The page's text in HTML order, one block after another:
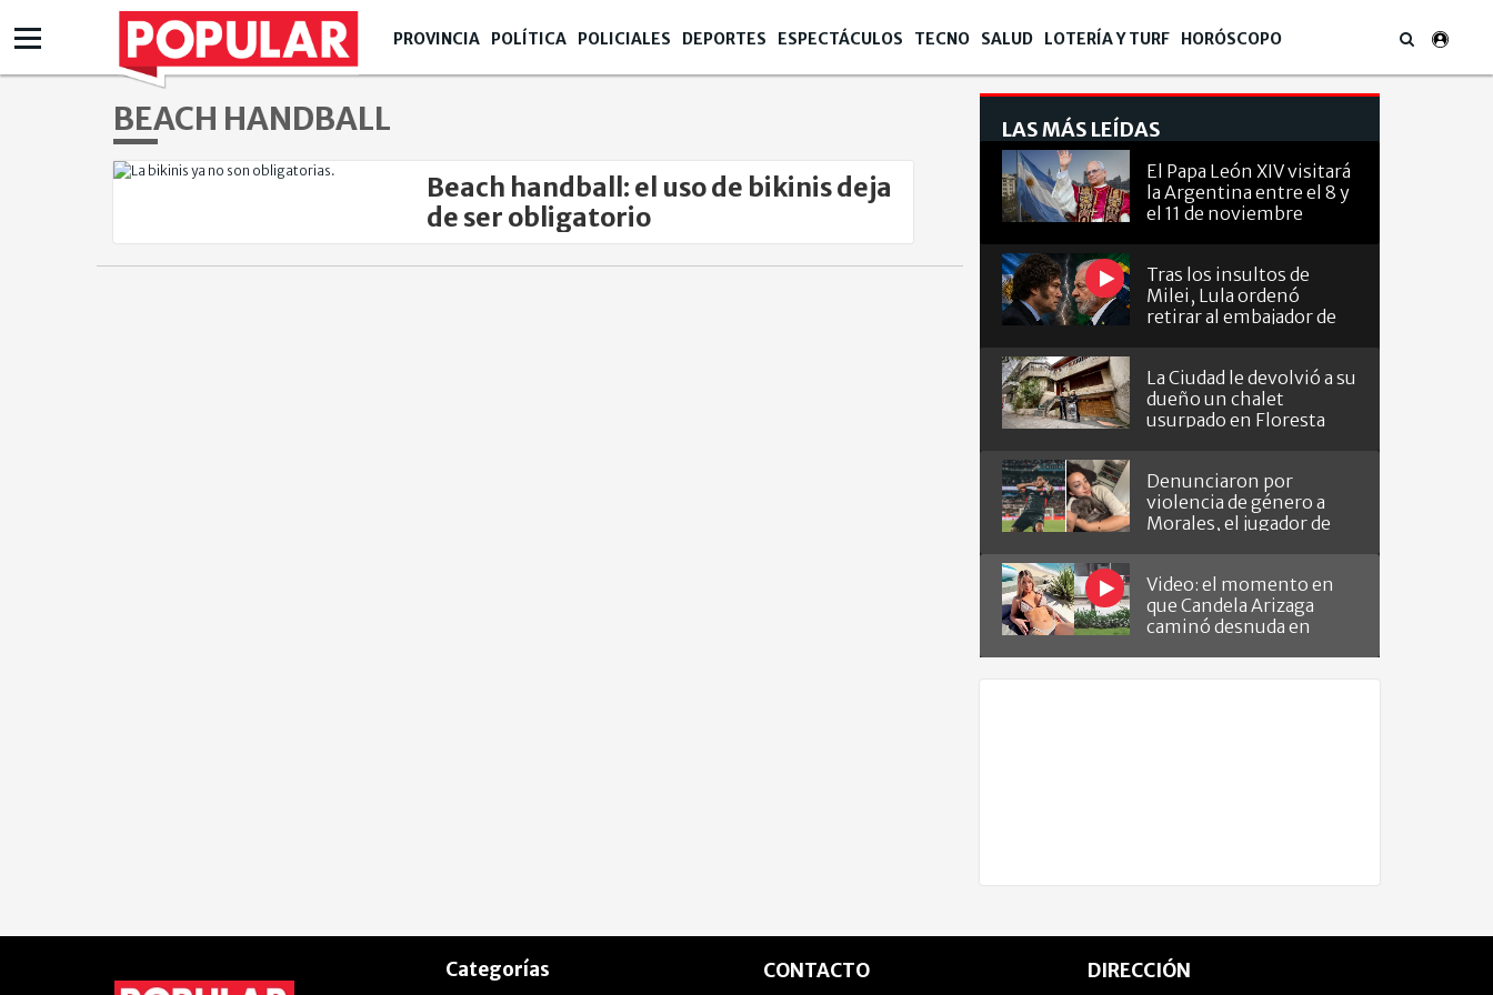
PROVINCIA POLÍTICA POLICIALES DEPORTES ESPECTÁCULOS TECNO SALUD LOTERÍA Y TURF HORÓSCOPO
BEACH HANDBALL
Beach handball: el uso de bikinis deja
de ser obligatorio
LAS MÁS LEÍDAS
El Papa León XIV visitará
la Argentina entre el 8 y
el 11 de noviembre
Tras los insultos de
Milei, Lula ordenó
retirar al embajador de
La Ciudad le devolvió a su
dueño un chalet
usurpado en Floresta
Denunciaron por
violencia de género a
Morales, el jugador de
Video: el momento en
que Candela Arizaga
caminó desnuda en
Categorías CONTACTO DIRECCIÓN